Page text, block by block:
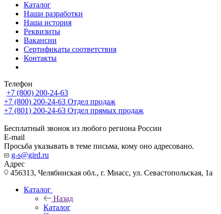
Каталог
Наши разработки
Наша история
Реквизиты
Вакансии
Сертификаты соответствия
Контакты
Телефон
+7 (800) 200-24-63
+7 (800) 200-24-63 Отдел продаж
+7 (801) 200-24-63 Отдел прямых продаж
Бесплатный звонок из любого региона России
E-mail
Просьба указывать в теме письма, кому оно адресовано.
g-s@gird.ru
Адрес
456313, Челябинская обл., г. Миасс, ул. Севастопольская, 1а
Каталог
Назад
Каталог